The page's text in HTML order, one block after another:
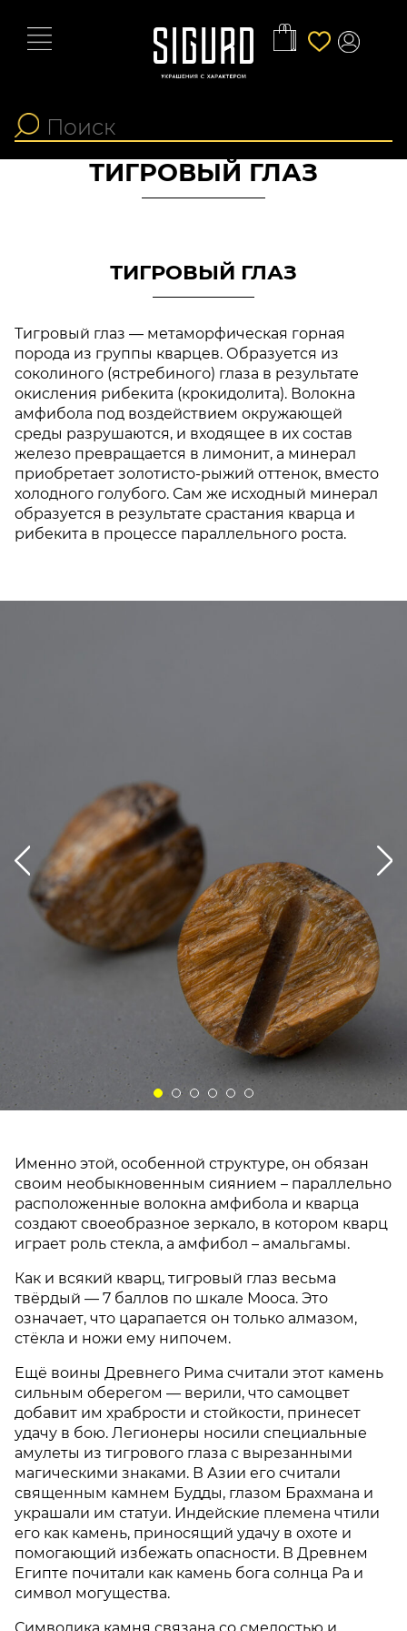
ТИГРОВЫЙ ГЛАЗ
ТИГРОВЫЙ ГЛАЗ
Тигровый глаз — метаморфическая горная
порода из группы кварцев. Образуется из
соколиного (ястребиного) глаза в результате
окисления рибекита (крокидолита). Волокна
амфибола под воздействием окружающей
среды разрушаются, и входящее в их состав
железо превращается в лимонит, а минерал
приобретает золотисто-рыжий оттенок, вместо
холодного голубого. Сам же исходный минерал
образуется в результате срастания кварца и
рибекита в процессе параллельного роста.
Именно этой, особенной структуре, он обязан
своим необыкновенным сиянием – параллельно
расположенные волокна амфибола и кварца
создают своеобразное зеркало, в котором кварц
играет роль стекла, а амфибол – амальгамы.
Как и всякий кварц, тигровый глаз весьма
твёрдый — 7 баллов по шкале Мооса. Это
означает, что царапается он только алмазом,
стёкла и ножи ему нипочем.
Ещё воины Древнего Рима считали этот камень
сильным оберегом — верили, что самоцвет
добавит им храбрости и стойкости, принесет
удачу в бою. Легионеры носили специальные
амулеты из тигрового глаза с вырезанными
магическими знаками. В Азии его считали
священным камнем Будды, глазом Брахмана и
украшали им статуи. Индейские племена чтили
его как камень, приносящий удачу в охоте и
помогающий избежать опасности. В Древнем
Египте почитали как камень бога солнца Ра и
символ могущества.